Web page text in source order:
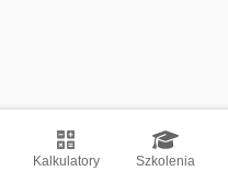
Kalkulatory Szkolenia